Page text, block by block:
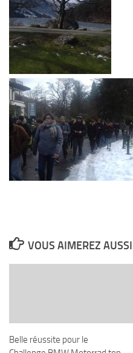
VOUS AIMEREZ
Belle réussite pour le